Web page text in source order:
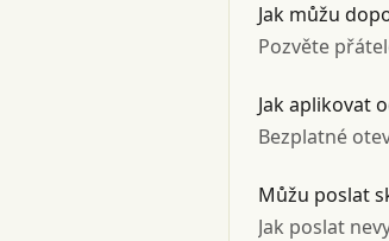
Jak můžu
Pozvěte
Jak aplikovat
Bezplatné
Můžu poslat
Jak poslat